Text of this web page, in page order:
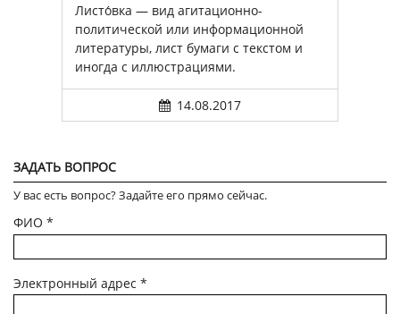
Листо́вка — вид агитационно-
политической или информационной
литературы, лист бумаги с текстом и
иногда с иллюстрациями.
14.08.2017
ЗАДАТЬ ВОПРОС
У вас есть вопрос? Задайте его прямо сейчас.
ФИО *
Электронный адрес *